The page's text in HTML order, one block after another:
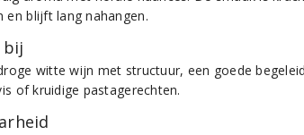
en blijft lang nahangen.
bij
witte wijn met structuur, een goede
of kruidige pastagerechten.